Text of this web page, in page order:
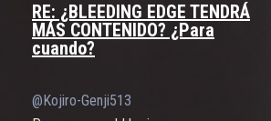
RE: ¿BLEEDING EDGE TENDRÁ
MÁS CONTENIDO? ¿Para
cuando?
@Kojiro-Genji513